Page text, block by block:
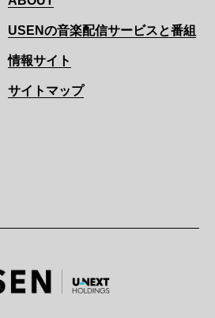
USENの音楽配信サービスと番組
情報サイト
サイトマップ